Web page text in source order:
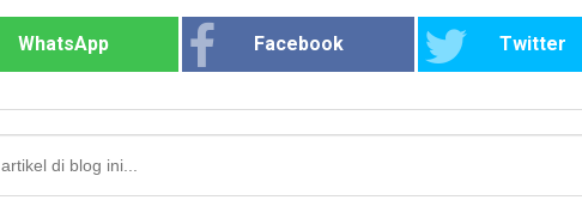
WhatsApp Facebook Twitter